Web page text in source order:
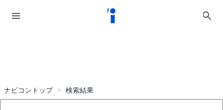
ナビコントップ 検索結果